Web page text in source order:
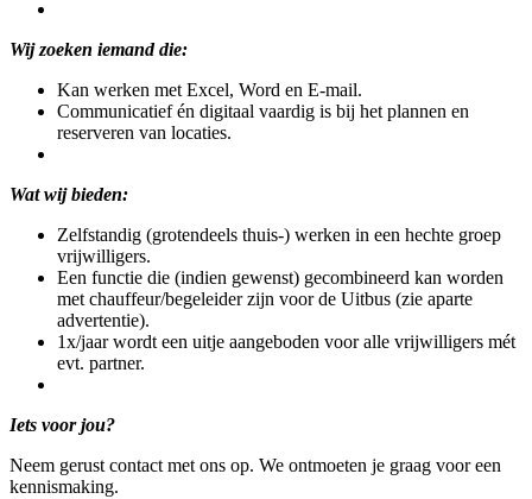
Wij zoeken iemand die:
Kan werken met Excel, Word en E-mail.
Communicatief én digitaal vaardig is bij het plannen en
reserveren van locaties.
Wat wij bieden:
Zelfstandig (grotendeels thuis-) werken in een hechte groep
vrijwilligers.
Een functie die (indien gewenst) gecombineerd kan worden
met chauffeur/begeleider zijn voor de Uitbus (zie aparte
advertentie).
1x/jaar wordt een uitje aangeboden voor alle vrijwilligers mét
evt. partner.
Iets voor jou?
Neem gerust contact met ons op. We ontmoeten je graag voor een
kennismaking.